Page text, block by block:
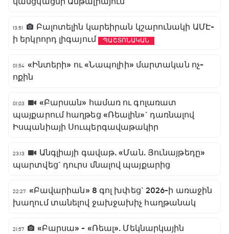
13:51
Բալոտելին կարեիրան կշարունակի ԱՄԷ-
ի երկրորդ լիգայում
ՊԱՇՏՈՆԱԿԱՆ
01:54 «Ինտերի» ու «Նապոլիի» մարտական ոչ-
ոքին
01:03
«Բարսան» համառ ու գոլառատ
պայքարում հաղթեց «Ռեալին»` դառնալով
Իսպանիայի Սուպերգավաթակիր
23:13
Անգլիայի գավաթ. «Ման. Յունայթեդը»
պարտվեց` դուրս մնալով պայքարից
22:27 «Բավարիան» 8 գոլ խփեց` 2026-ի առաջին
խաղում տանելով ջախջախիչ հաղթանակ
21:57 «Բարսա» - «Ռեալ». Մեկնարկային